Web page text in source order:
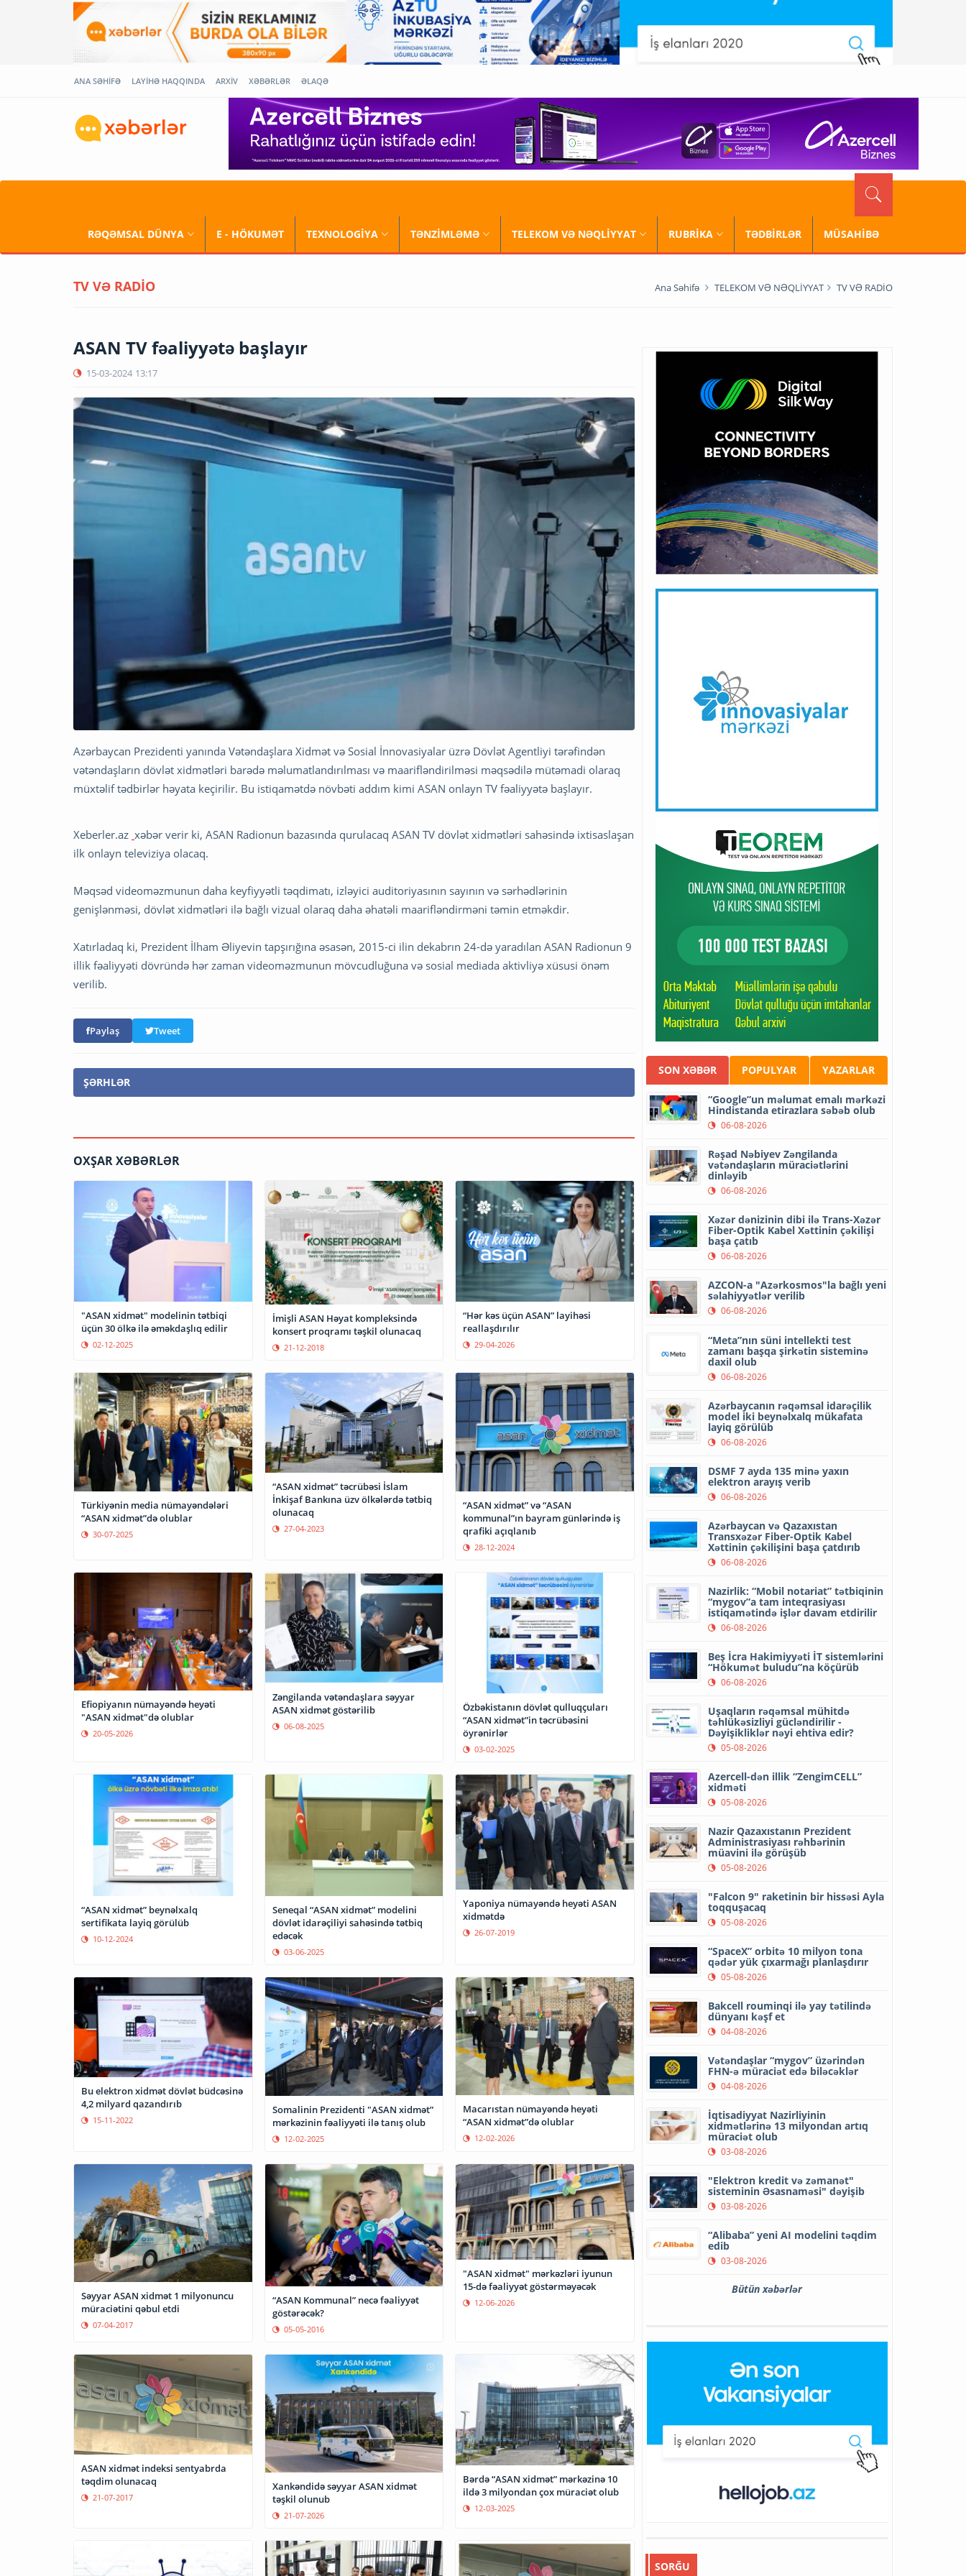
ANA SƏHİFƏ LAYİHƏ HAQQINDA ARXİV XƏBƏRLƏR ƏLAQƏ
RƏQƏMSAL DÜNYA E - HÖKUMƏT TEXNOLOGİYA TƏNZİMLƏMƏ TELEKOM VƏ NƏQLİYYAT RUBRİKA TƏDBİRLƏR MÜSAHİBƏ
TV VƏ RADİO Ana Səhifə TELEKOM VƏ NƏQLİYYAT TV VƏ RADİO
ASAN TV fəaliyyətə başlayır
15-03-2024 13:17
Azərbaycan Prezidenti yanında Vətəndaşlara Xidmət və Sosial İnnovasiyalar üzrə Dövlət Agentliyi tərəfindən
vətəndaşların dövlət xidmətləri barədə məlumatlandırılması və maarifləndirilməsi məqsədilə mütəmadi olaraq
müxtəlif tədbirlər həyata keçirilir. Bu istiqamətdə növbəti addım kimi ASAN onlayn TV fəaliyyətə başlayır.
Xeberler.az xəbər verir ki, ASAN Radionun bazasında qurulacaq ASAN TV dövlət xidmətləri sahəsində ixtisaslaşan
ilk onlayn televiziya olacaq.
Məqsəd videoməzmunun daha keyfiyyətli təqdimatı, izləyici auditoriyasının sayının və sərhədlərinin
genişlənməsi, dövlət xidmətləri ilə bağlı vizual olaraq daha əhatəli maarifləndirməni təmin etməkdir.
Xatırladaq ki, Prezident İlham Əliyevin tapşırığına əsasən, 2015-ci ilin dekabrın 24-də yaradılan ASAN Radionun 9
illik fəaliyyəti dövründə hər zaman videoməzmunun mövcudluğuna və sosial mediada aktivliyə xüsusi önəm
verilib.
Paylaş Tweet
ŞƏRHLƏR
OXŞAR XƏBƏRLƏR
"ASAN xidmət" modelinin tətbiqi
üçün 30 ölkə ilə əməkdaşlıq edilir
02-12-2025
İmişli ASAN Həyat kompleksində
konsert proqramı təşkil olunacaq
21-12-2018
“Hər kəs üçün ASAN” layihəsi
reallaşdırılır
29-04-2026
Türkiyənin media nümayəndələri
“ASAN xidmət”də olublar
30-07-2025
“ASAN xidmət” təcrübəsi İslam
İnkişaf Bankına üzv ölkələrdə tətbiq
olunacaq
27-04-2023
“ASAN xidmət” və “ASAN
kommunal”ın bayram günlərində iş
qrafiki açıqlanıb
28-12-2024
Efiopiyanın nümayəndə heyəti
"ASAN xidmət"də olublar
20-05-2026
Zəngilanda vətəndaşlara səyyar
ASAN xidmət göstərilib
06-08-2025
Özbəkistanın dövlət qulluqçuları
“ASAN xidmət”in təcrübəsini
öyrənirlər
03-02-2025
“ASAN xidmət” beynəlxalq
sertifikata layiq görülüb
10-12-2024
Seneqal “ASAN xidmət” modelini
dövlət idarəçiliyi sahəsində tətbiq
edəcək
03-06-2025
Yaponiya nümayəndə heyəti ASAN
xidmətdə
26-07-2019
Bu elektron xidmət dövlət büdcəsinə
4,2 milyard qazandırıb
15-11-2022
Somalinin Prezidenti "ASAN xidmət”
mərkəzinin fəaliyyəti ilə tanış olub
12-02-2025
Macarıstan nümayəndə heyəti
“ASAN xidmət”də olublar
12-02-2026
Səyyar ASAN xidmət 1 milyonuncu
müraciətini qəbul etdi
07-04-2017
“ASAN Kommunal” necə fəaliyyət
göstərəcək?
05-05-2016
"ASAN xidmət" mərkəzləri iyunun
15-də fəaliyyət göstərməyəcək
12-06-2026
ASAN xidmət indeksi sentyabrda
təqdim olunacaq
21-07-2017
Xankəndidə səyyar ASAN xidmət
təşkil olunub
21-07-2026
Bərdə “ASAN xidmət” mərkəzinə 10
ildə 3 milyondan çox müraciət olub
12-03-2025
SON XƏBƏR POPULYAR YAZARLAR
“Google”un məlumat emalı mərkəzi
Hindistanda etirazlara səbəb olub
06-08-2026
Rəşad Nəbiyev Zəngilanda
vətəndaşların müraciətlərini
dinləyib
06-08-2026
Xəzər dənizinin dibi ilə Trans-Xəzər
Fiber-Optik Kabel Xəttinin çəkilişi
başa çatıb
06-08-2026
AZCON-a "Azərkosmos"la bağlı yeni
səlahiyyətlər verilib
06-08-2026
“Meta”nın süni intellekti test
zamanı başqa şirkətin sisteminə
daxil olub
06-08-2026
Azərbaycanın rəqəmsal idarəçilik
model iki beynəlxalq mükafata
layiq görülüb
06-08-2026
DSMF 7 ayda 135 minə yaxın
elektron arayış verib
06-08-2026
Azərbaycan və Qazaxıstan
Transxəzər Fiber-Optik Kabel
Xəttinin çəkilişini başa çatdırıb
06-08-2026
Nazirlik: “Mobil notariat” tətbiqinin
“mygov”a tam inteqrasiyası
istiqamətində işlər davam etdirilir
06-08-2026
Beş İcra Hakimiyyəti İT sistemlərini
“Hökumət buludu”na köçürüb
06-08-2026
Uşaqların rəqəmsal mühitdə
təhlükəsizliyi gücləndirilir -
Dəyişikliklər nəyi ehtiva edir?
05-08-2026
Azercell-dən illik “ZengimCELL”
xidməti
05-08-2026
Nazir Qazaxıstanın Prezident
Administrasiyası rəhbərinin
müavini ilə görüşüb
05-08-2026
"Falcon 9" raketinin bir hissəsi Ayla
toqquşacaq
05-08-2026
“SpaceX” orbitə 10 milyon tona
qədər yük çıxarmağı planlaşdırır
05-08-2026
Bakcell rouminqi ilə yay tətilində
dünyanı kəşf et
04-08-2026
Vətəndaşlar “mygov” üzərindən
FHN-ə müraciət edə biləcəklər
04-08-2026
İqtisadiyyat Nazirliyinin
xidmətlərinə 13 milyondan artıq
müraciət olub
03-08-2026
"Elektron kredit və zəmanət"
sisteminin Əsasnaməsi" dəyişib
03-08-2026
“Alibaba” yeni AI modelini təqdim
edib
03-08-2026
Bütün xəbərlər
SORĞU